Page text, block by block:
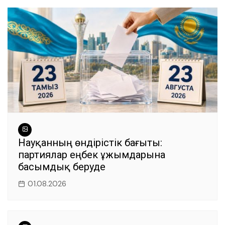
Науқанның өндірістік бағыты:
партиялар еңбек ұжымдарына
басымдық беруде
01.08.2026